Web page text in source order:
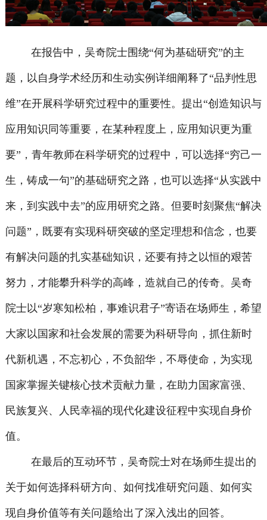
在报告中，吴奇院士围绕“何为基础研究”的主
题，以自身学术经历和生动实例详细阐释了“品判性思
维”在开展科学研究过程中的重要性。提出“创造知识与
应用知识同等重要，在某种程度上，应用知识更为重
要”，青年教师在科学研究的过程中，可以选择“穷己一
生，铸成一句”的基础研究之路，也可以选择“从实践中
来，到实践中去”的应用研究之路。但要时刻聚焦“解决
问题”，既要有实现科研突破的坚定理想和信念，也要
有解决问题的扎实基础知识，还要有持之以恒的艰苦
努力，才能攀升科学的高峰，造就自己的传奇。吴奇
院士以“岁寒知松柏，事难识君子”寄语在场师生，希望
大家以国家和社会发展的需要为科研导向，抓住新时
代新机遇，不忘初心，不负韶华，不辱使命，为实现
国家掌握关键核心技术贡献力量，在助力国家富强、
民族复兴、人民幸福的现代化建设征程中实现自身价
值。
在最后的互动环节，吴奇院士对在场师生提出的
关于如何选择科研方向、如何找准研究问题、如何实
现自身价值等有关问题给出了深入浅出的回答。